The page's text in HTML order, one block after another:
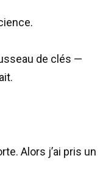
de clés —
Alors j’ai pris un